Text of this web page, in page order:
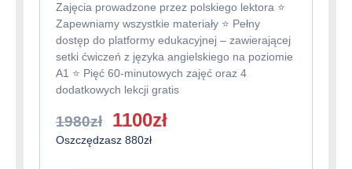
Zajęcia prowadzone przez polskiego lektora ⭐️
Zapewniamy wszystkie materiały ⭐️ Pełny
dostęp do platformy edukacyjnej – zawierającej
setki ćwiczeń z języka angielskiego na poziomie
A1 ⭐️ Pięć 60-minutowych zajęć oraz 4
dodatkowych lekcji gratis
1980zł
Pierwotna
cena
1100złAktualna
Oszczędzasz 880zł